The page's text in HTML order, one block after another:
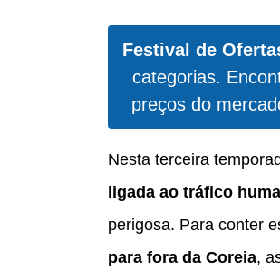
Festival de
categorias.
preços do
Nesta terceira
ligada ao tráfico
perigosa. Para conter
para fora da Coreia,